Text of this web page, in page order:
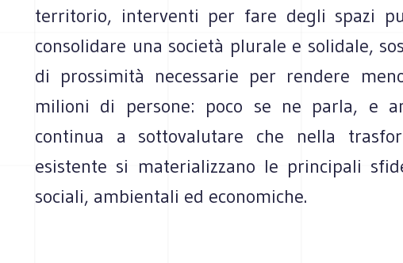
territorio, interventi per fare degli spazi
consolidare una società plurale e solidale,
di prossimità necessarie per rendere
milioni di persone: poco se ne parla, e
continua a sottovalutare che nella
esistente si materializzano le principali
sociali, ambientali ed economiche.